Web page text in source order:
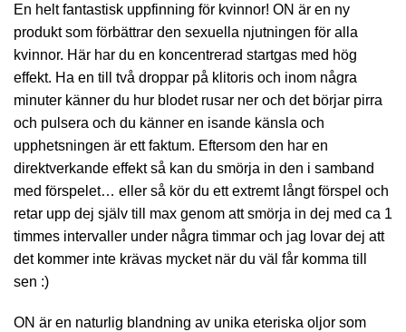
En helt fantastisk uppfinning för kvinnor! ON är en ny
produkt som förbättrar den sexuella njutningen för alla
kvinnor. Här har du en koncentrerad startgas med hög
effekt. Ha en till två droppar på klitoris och inom några
minuter känner du hur blodet rusar ner och det börjar pirra
och pulsera och du känner en isande känsla och
upphetsningen är ett faktum. Eftersom den har en
direktverkande effekt så kan du smörja in den i samband
med förspelet… eller så kör du ett extremt långt förspel och
retar upp dej själv till max genom att smörja in dej med ca 1
timmes intervaller under några timmar och jag lovar dej att
det kommer inte krävas mycket när du väl får komma till
sen :)
ON är en naturlig blandning av unika eteriska oljor som